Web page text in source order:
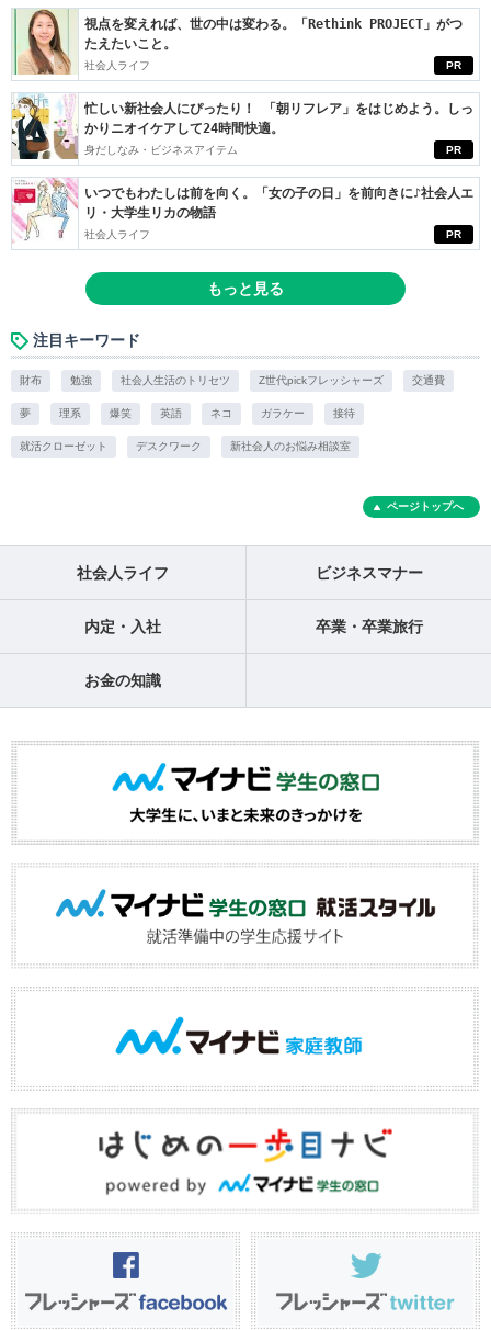
PR
視点を変えれば、世の中は変わる。「Rethink PROJECT」がつ
たえたいこと。
社会人ライフ
PR
忙しい新社会人にぴったり！ 「朝リフレア」をはじめよう。しっ
かりニオイケアして24時間快適。
身だしなみ・ビジネスアイテム
PR
いつでもわたしは前を向く。「女の子の日」を前向きに♪社会人エ
リ・大学生リカの物語
社会人ライフ
もっと見る
注目キーワード
財布 勉強 社会人生活のトリセツ Z世代pickフレッシャーズ 交通費
夢 理系 爆笑 英語 ネコ ガラケー 接待
就活クローゼット デスクワーク 新社会人のお悩み相談室
ページトップへ
社会人ライフ ビジネスマナー
内定・入社 卒業・卒業旅行
お金の知識